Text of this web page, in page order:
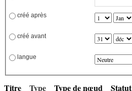
créé après
créé avant
langue
Titre Type Type de nœud Statut